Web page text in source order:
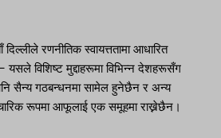
रणनीतिक स्वायत्ततामा आधारित
यसले विशिष्ट मुद्दाहरूमा विभिन्न देशहरूसँग
सैन्य गठबन्धनमा सामेल हुनेछैन र अन्य
रूपमा आफूलाई एक समूहमा राख्नेछैन।